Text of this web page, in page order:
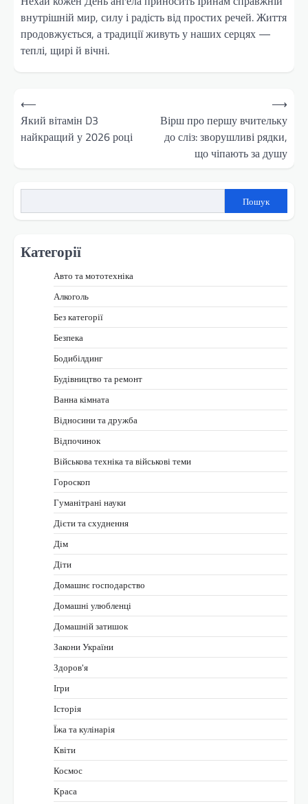
внутрішній мир, силу і радість від простих речей. Життя
продовжується, а традиції живуть у наших серцях —
теплі, щирі й вічні.
Навігація
записів
⟵
Який вітамін D3
найкращий у 2026 році
Вірш про першу вчительку
до сліз: зворушливі рядки,
що чіпають за душу
⟶
Пошук
Категорії
Авто та мототехніка
Алкоголь
Без категорії
Безпека
Бодибілдинг
Будівництво та ремонт
Ванна кімната
Відносини та дружба
Відпочинок
Військова техніка та військові теми
Гороскоп
Гуманітрані науки
Дієти та схуднення
Дім
Діти
Домашнє господарство
Домашні улюбленці
Домашній затишок
Закони України
Здоров'я
Ігри
Історія
Їжа та кулінарія
Квіти
Космос
Краса